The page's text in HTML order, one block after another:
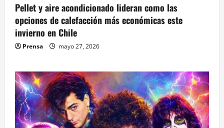
Pellet y aire acondicionado lideran como las
opciones de calefacción más económicas este
invierno en Chile
Prensa mayo 27, 2026